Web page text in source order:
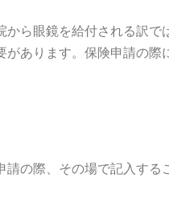
から眼鏡を給付される訳
があります。保険申請の
請の際、その場で記入す